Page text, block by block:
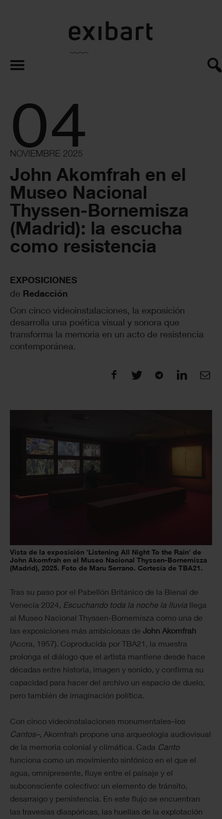
exibart.es
04
NOVIEMBRE 2025
John Akomfrah en el
Museo Nacional
Thyssen-Bornemisza
(Madrid): la escucha
como resistencia
EXPOSICIONES
de Redacción
Con cinco videoinstalaciones, la exposición
desarrolla una poética visual y sonora que
transforma la memoria en un acto de resistencia
contemporánea.
Vista de la exposición 'Listening All Night To the Rain' de
John Akomfrah en el Museo Nacional Thyssen-Bornemisza
(Madrid), 2025. Foto de Maru Serrano. Cortesía de TBA21.
Tras su paso por el Pabellón Británico de la Bienal de
Venecia 2024, Escuchando toda la noche la lluvia llega
al Museo Nacional Thyssen-Bornemisza como una de
las exposiciones más ambiciosas de John Akomfrah
(Accra, 1957). Coproducida por TBA21, la muestra
prolonga el diálogo que el artista mantiene desde hace
décadas entre historia, imagen y sonido, y confirma su
capacidad para hacer del archivo un espacio de duelo,
pero también de imaginación política.
Con cinco videoinstalaciones monumentales–los
Cantos–, Akomfrah propone una arqueología audiovisual
de la memoria colonial y climática. Cada Canto
funciona como un movimiento sinfónico en el que el
agua, omnipresente, fluye entre el paisaje y el
subconsciente colectivo: un elemento de tránsito,
desarraigo y persistencia. En este flujo se encuentran
las travesías diaspóricas, las huellas de la explotación